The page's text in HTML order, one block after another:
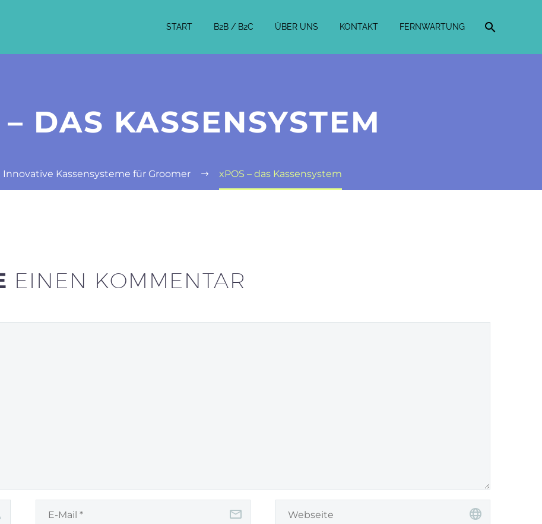
START B2B / B2C ÜBER UNS KONTAKT FERNWARTUNG
DAS KASSENSYSTEM
Innovative Kassensysteme für Groomer xPOS – das Kassensystem
EINEN KOMMENTAR